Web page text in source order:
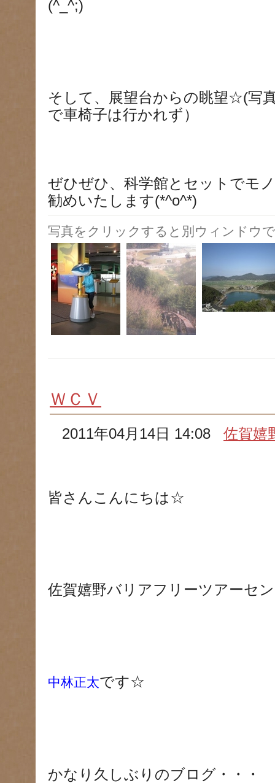
(^_^;)
そして、展望台からの眺望☆(写
で車椅子は行かれず）
ぜひぜひ、科学館とセットでモ
勧めいたします(*^o^*)
写真をクリックすると別ウィンドウ
ＷＣＶ
2011年04月14日 14:08佐賀嬉
皆さんこんにちは☆
佐賀嬉野バリアフリーツアーセ
中林正太です☆
かなり久しぶりのブログ・・・